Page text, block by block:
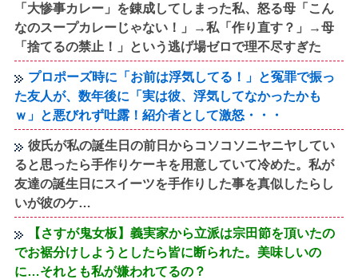
「大惨事カレー」を錬成してしまった私、怒る母「こん
なのスープカレーじゃない！」→私「作り直す？」→母
「捨てるの禁止！」という逃げ場ゼロで理不尽すぎた
プロポーズ時に「お前は浮気してる！」と冤罪で振っ
た友人が、数年後に「実は彼、浮気してなかったかも
ｗ」と悪びれず吐露！紹介者として激怒・・・
彼氏が私の誕生日の前日からコソコソニヤニヤしてい
ると思ったら手作りケーキを用意していて冷めた。私が
友達の誕生日にスイーツを手作りした事を真似したらし
いが彼のケ…
【さすが鬼女板】義実家から立派は宗田節を頂いたの
でお裾分けしようとしたら皆に断られた。美味しいの
に…それとも私が嫌われてるの？